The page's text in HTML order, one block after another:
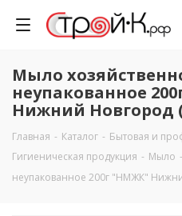
Мыло
неупакованное
Нижний Новгород
Главная - Каталог - Бытовая и
Гигиеническая продукция - Мыло -
неупакованное 200г "НМЖК"